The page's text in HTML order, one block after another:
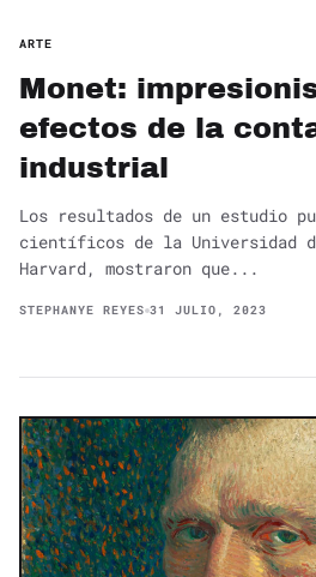
ARTE
Monet:
efectos de la
industrial
Los resultados de un estudio
científicos de la Universidad
Harvard, mostraron que...
STEPHANYE REYES 31 JULIO, 2023